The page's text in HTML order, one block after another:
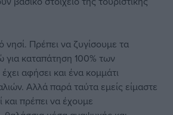
νησί. Πρέπει να ζυγίσουμε τα
για καταπάτηση 100% των
αφήσει και ένα κομμάτι
Αλλά παρά ταύτα εμείς είμαστε
και πρέπει να έχουμε